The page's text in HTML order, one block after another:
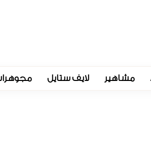
مشاهير لايف ستايل